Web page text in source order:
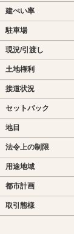
建ぺい率
駐車場
現況/引渡し
土地権利
接道状況
セットバック
地目
法令上の制限
用途地域
都市計画
取引態様